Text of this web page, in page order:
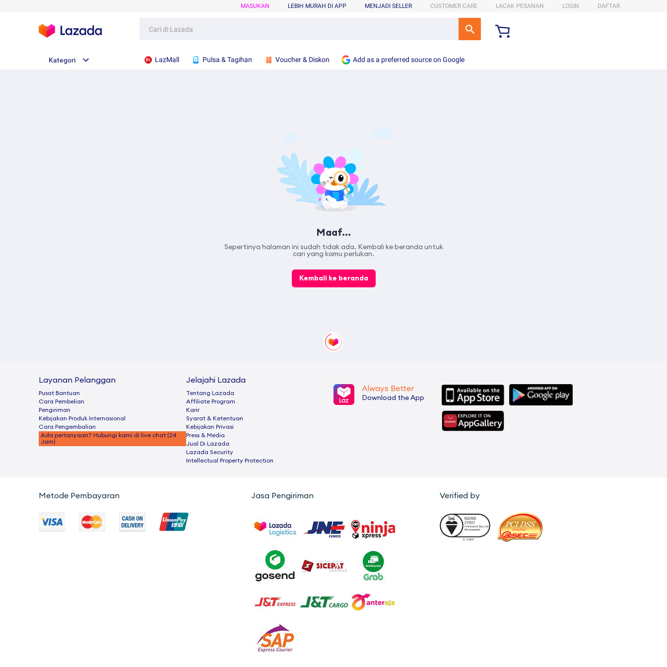
MASUKAN LEBIH MURAH DI APP MENJADI SELLER CUSTOMER CARE LACAK PESANAN LOGIN DAFTAR
Kategori LazMall Pulsa & Tagihan Voucher & Diskon Add as a preferred source on Google
Maaf...
Sepertinya halaman ini sudah tidak ada. Kembali ke beranda untuk
cari yang kamu perlukan.
Kembali ke beranda
Layanan Pelanggan
Pusat Bantuan
Cara Pembelian
Pengiriman
Kebijakan Produk Internasional
Cara Pengembalian
Ada pertanyaan? Hubungi kami di live chat (24
Jam)
Jelajahi Lazada
Tentang Lazada
Afﬁliate Program
Karir
Syarat & Ketentuan
Kebijakan Privasi
Press & Media
Jual Di Lazada
Lazada Security
Intellectual Property Protection
Always Better
Download the App
Metode Pembayaran Jasa Pengiriman Verified by